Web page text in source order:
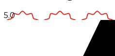
5.0